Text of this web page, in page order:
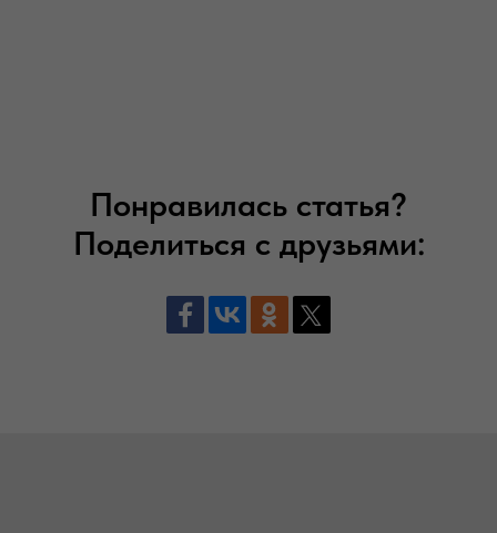
Понравилась статья?
Поделиться с друзьями: